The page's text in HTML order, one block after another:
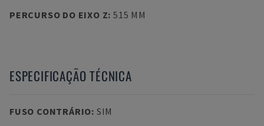
PERCURSO DO EIXO Z: 515 MM
ESPECIFICAÇÃO TÉCNICA
FUSO CONTRÁRIO: SIM